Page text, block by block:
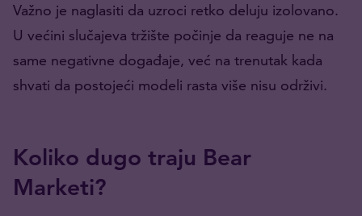
Važno je naglasiti da uzroci retko deluju izolovano.
U većini slučajeva tržište počinje da reaguje ne na
same negativne događaje, već na trenutak kada
shvati da postojeći modeli rasta više nisu održivi.
Koliko dugo traju Bear
Marketi?